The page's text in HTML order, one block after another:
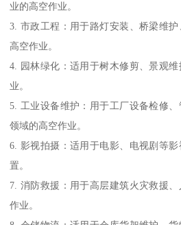
业的高空作业。
3. 市政工程：用于路灯安装、桥梁维
高空作业。
4. 园林绿化：适用于树木修剪、景观
业。
5. 工业设备维护：用于工厂设备检修
领域的高空作业。
6. 影视拍摄：适用于电影、电视剧等
置。
7. 消防救援：用于高层建筑火灾救援
作业。